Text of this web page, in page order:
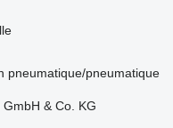
pneumatique/pneumatique
& Co. KG